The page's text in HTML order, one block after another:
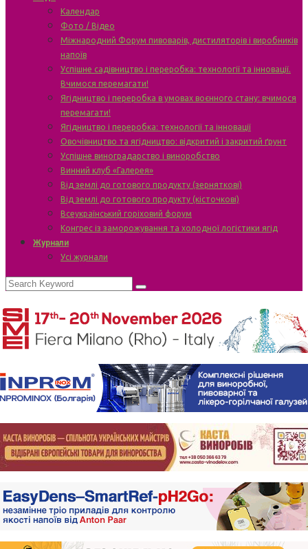
Календар
Фото / Відео
Міжнародний Форум пивоварів, дистиляторів і виробників
напоїв
Успішне садівництво і переробка: технології та інновації.
Вчимося перемагати!
Ягідництво і переробка в умовах воєнного стану: вчимося
перемагати!
Ягідництво і переробка: технології та інновації
Овочівництво та ягідництво: відкритий і закритий ґрунт
Успішне виноградарство і виноробство
Винний клуб «Галерея»
Від землі до готового продукту (зерняткові)
Від землі до готового продукту (кісточкові)
Всеукраїнський горіховий форум
Конгрес із заморожування та холодної логістики ягід
Журнали
Усі журнали